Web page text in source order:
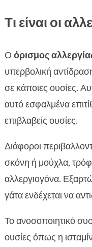
Τι είναι οι
Ο όρισμος
υπερβολική
σε κάποιες ουσίες.
αυτό εσφαλμένα
επιβλαβείς ουσίες.
Διάφοροι
σκόνη ή μούχλα,
αλλεργιογόνα.
γάτα ενδέχεται να
Το ανοσοποιητικό
ουσίες όπως η